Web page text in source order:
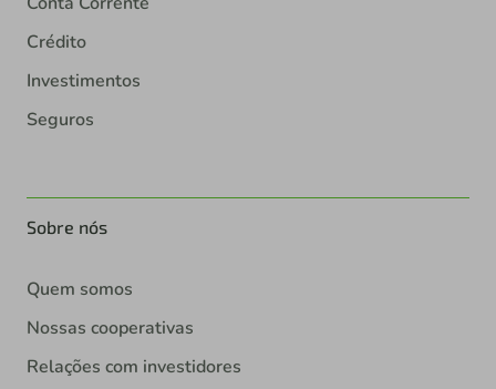
Crédito
Investimentos
Seguros
Sobre nós
Quem somos
Nossas cooperativas
Relações com investidores